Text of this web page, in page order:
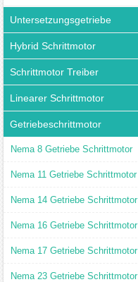
Untersetzungsgetriebe
Hybrid Schrittmotor
Schrittmotor Treiber
Linearer Schrittmotor
Getriebeschrittmotor
Nema 8 Getriebe Schrittmotor
Nema 11 Getriebe Schrittmotor
Nema 14 Getriebe Schrittmotor
Nema 16 Getriebe Schrittmotor
Nema 17 Getriebe Schrittmotor
Nema 23 Getriebe Schrittmotor